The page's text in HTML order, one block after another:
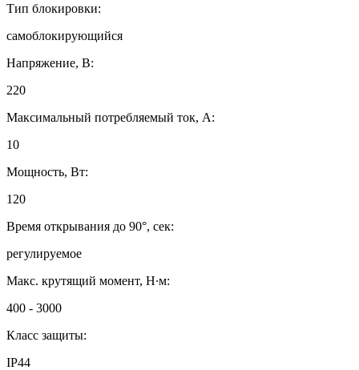
Тип блокировки:
самоблокирующийся
Напряжение, В:
220
Максимальный потребляемый ток, А:
10
Мощность, Вт:
120
Время открывания до 90°, сек:
регулируемое
Макс. крутящий момент, Н∙м:
400 - 3000
Класс защиты:
IP44